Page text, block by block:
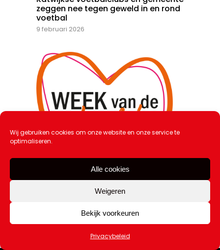
Wij gebruiken cookies om onze website en onze service te
optimaliseren.
Alle cookies
Weigeren
Bekijk voorkeuren
Privacybeleid
zeggen nee tegen geweld in en rond
voetbal
9 februari 2026
scholen doet mee
9 februari 2026